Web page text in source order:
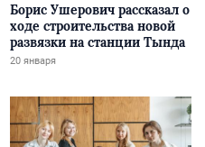
Борис Ушерович рассказал о
ходе строительства новой
развязки на станции Тында
20 января